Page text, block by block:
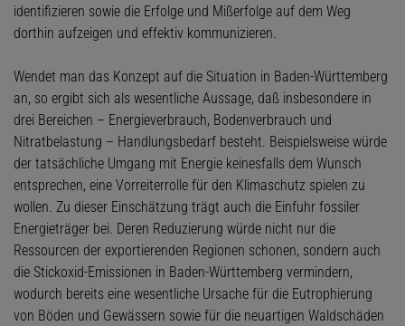
identifizieren sowie die Erfolge und Mißerfolge auf dem Weg
dorthin aufzeigen und effektiv kommunizieren.
Wendet man das Konzept auf die Situation in Baden-Württemberg
an, so ergibt sich als wesentliche Aussage, daß insbesondere in
drei Bereichen – Energieverbrauch, Bodenverbrauch und
Nitratbelastung – Handlungsbedarf besteht. Beispielsweise würde
der tatsächliche Umgang mit Energie keinesfalls dem Wunsch
entsprechen, eine Vorreiterrolle für den Klimaschutz spielen zu
wollen. Zu dieser Einschätzung trägt auch die Einfuhr fossiler
Energieträger bei. Deren Reduzierung würde nicht nur die
Ressourcen der exportierenden Regionen schonen, sondern auch
die Stickoxid-Emissionen in Baden-Württemberg vermindern,
wodurch bereits eine wesentliche Ursache für die Eutrophierung
von Böden und Gewässern sowie für die neuartigen Waldschäden